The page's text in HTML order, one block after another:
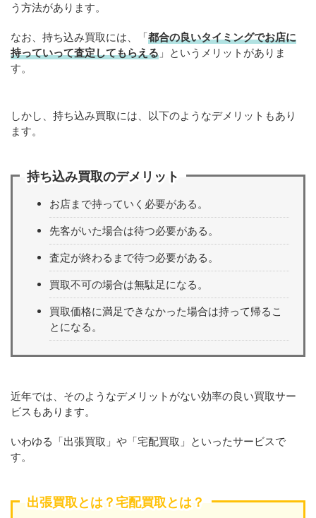
う方法があります。
なお、持ち込み買取には、「都合の良いタイミングでお店に
持っていって査定してもらえる 」というメリットがありま
す。
しかし、持ち込み買取には、以下のようなデメリットもあり
ます。
持ち込み買取のデメリット
お店まで持っていく必要がある。
先客がいた場合は待つ必要がある。
査定が終わるまで待つ必要がある。
買取不可の場合は無駄足になる。
買取価格に満足できなかった場合は持って帰るこ
とになる。
近年では、そのようなデメリットがない効率の良い買取サー
ビスもあります。
いわゆる「出張買取」や「宅配買取」といったサービスで
す。
出張買取とは？宅配買取とは？